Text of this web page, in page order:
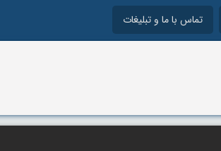
تماس با ما و تبلیغات